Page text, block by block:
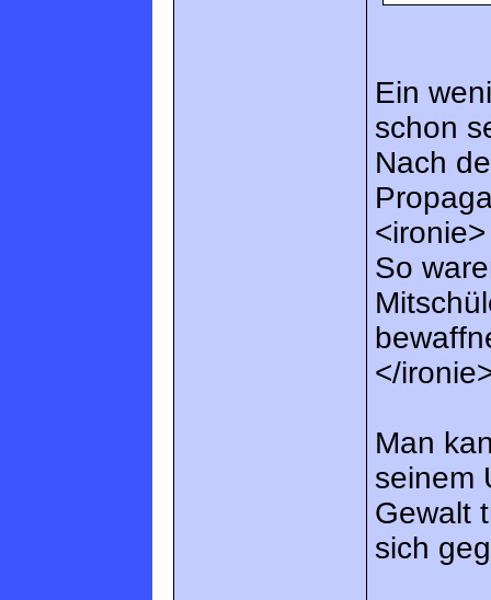
Ein
schon
Nach
<ironie>
So
</
Man
seinem
Gewalt
sich